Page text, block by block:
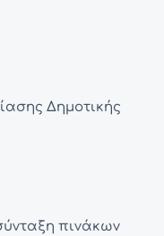
Δημοτικής
πινάκων